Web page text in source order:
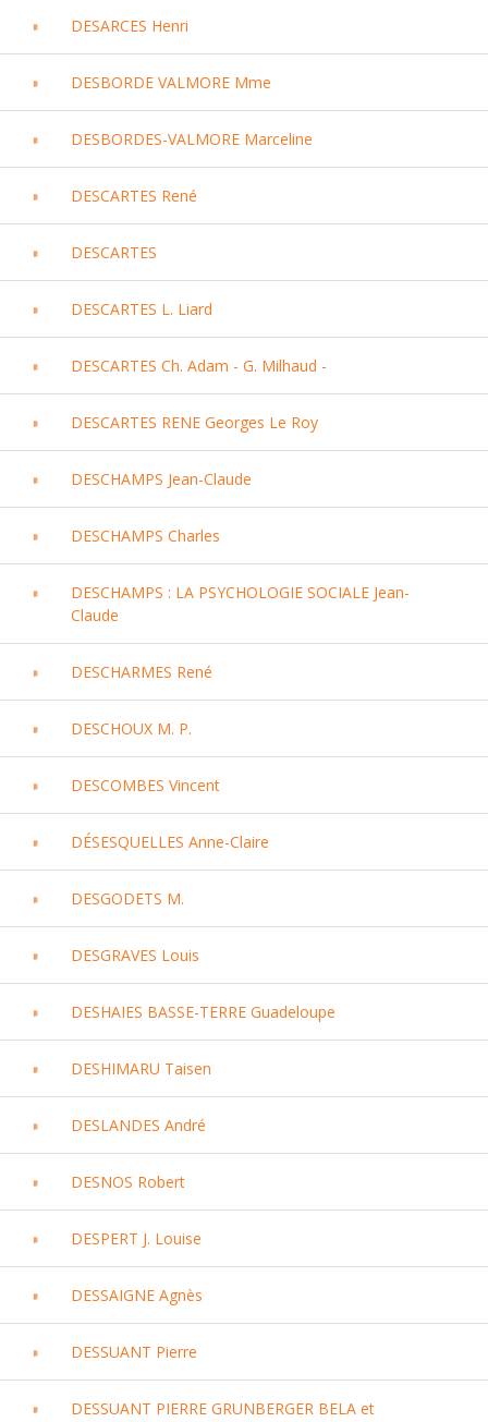
DESARCES Henri
DESBORDE VALMORE Mme
DESBORDES-VALMORE Marceline
DESCARTES René
DESCARTES
DESCARTES L. Liard
DESCARTES Ch. Adam - G. Milhaud -
DESCARTES RENE Georges Le Roy
DESCHAMPS Jean-Claude
DESCHAMPS Charles
DESCHAMPS : LA PSYCHOLOGIE SOCIALE Jean-
Claude
DESCHARMES René
DESCHOUX M. P.
DESCOMBES Vincent
DÉSESQUELLES Anne-Claire
DESGODETS M.
DESGRAVES Louis
DESHAIES BASSE-TERRE Guadeloupe
DESHIMARU Taisen
DESLANDES André
DESNOS Robert
DESPERT J. Louise
DESSAIGNE Agnès
DESSUANT Pierre
DESSUANT PIERRE GRUNBERGER BELA et